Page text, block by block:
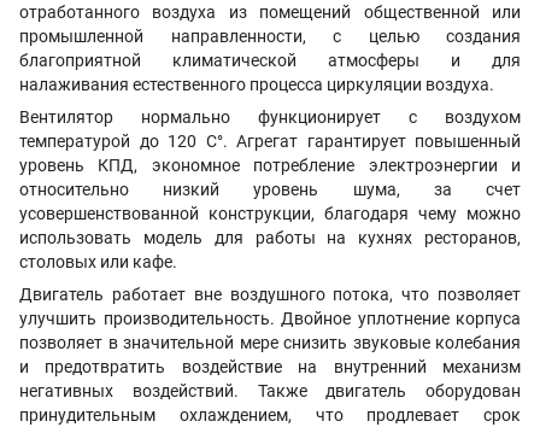
отработанного воздуха из помещений общественной или
промышленной направленности, с целью создания
благоприятной климатической атмосферы и для
налаживания естественного процесса циркуляции воздуха.
Вентилятор нормально функционирует с воздухом
температурой до 120 С°. Агрегат гарантирует повышенный
уровень КПД, экономное потребление электроэнергии и
относительно низкий уровень шума, за счет
усовершенствованной конструкции, благодаря чему можно
использовать модель для работы на кухнях ресторанов,
столовых или кафе.
Двигатель работает вне воздушного потока, что позволяет
улучшить производительность. Двойное уплотнение корпуса
позволяет в значительной мере снизить звуковые колебания
и предотвратить воздействие на внутренний механизм
негативных воздействий. Также двигатель оборудован
принудительным охлаждением, что продлевает срок